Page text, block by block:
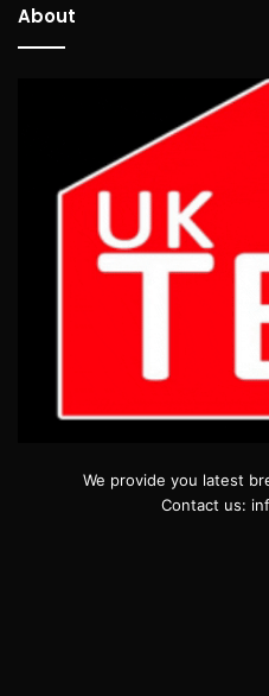
About
We provide you latest
Contact us: